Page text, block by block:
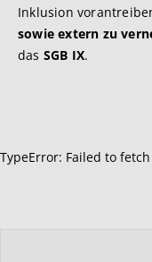
Inklusion
sowie extern zu
das SGB IX.
TypeError: Failed to fetch